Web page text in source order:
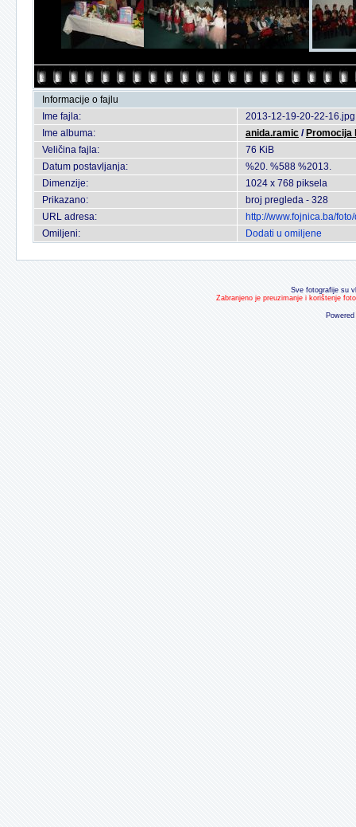
Informacije o fajlu
Ime fajla:
2013-12-19-20-22-16.jpg
Ime albuma:
anida.ramic / Promocija
Veličina fajla:
76 KiB
Datum postavljanja:
%20. %588 %2013.
Dimenzije:
1024 x 768 piksela
Prikazano:
broj pregleda - 328
URL adresa:
http://www.fojnica.ba/
Omiljeni:
Dodati u omiljene
Sve fotografije su
Zabranjeno je preuzimanje i korištenje